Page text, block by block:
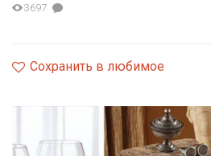
3697
Сохранить в любимое